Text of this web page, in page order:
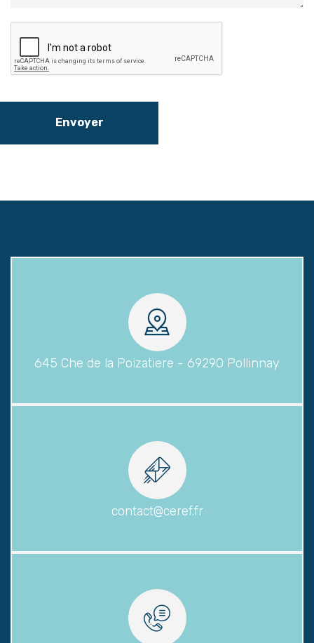
Envoyer
645 Che de la Poizatiere - 69290 Pollinnay
contact@ceref.fr